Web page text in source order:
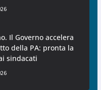
Il Governo accelera
della PA: pronta la
sindacati